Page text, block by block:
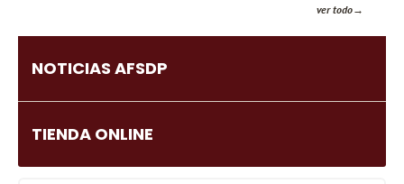
ver todo
NOTICIAS AFSDP
TIENDA ONLINE